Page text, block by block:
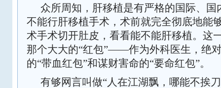
众所周知，肝移植是有严格的国际、国
不能行肝移植手术，术前就完全彻底地能
术手术切开肚皮，看看能不能肝移植。这
那个大大的“红包”――作为外科医生，绝
的“带血红包”和谋财害命的“要命红包”。
有够网言叫做“人在江湖飘，哪能不挨